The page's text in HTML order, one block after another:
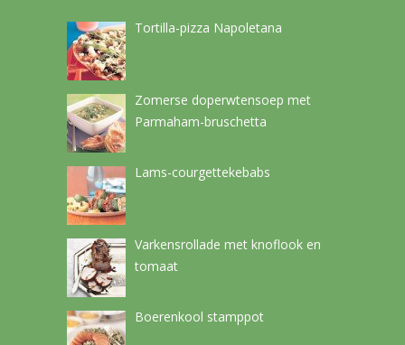
Tortilla-pizza Napoletana
Zomerse doperwtensoep met
Parmaham-bruschetta
Lams-courgettekebabs
Varkensrollade met knoflook en
tomaat
Boerenkool stamppot